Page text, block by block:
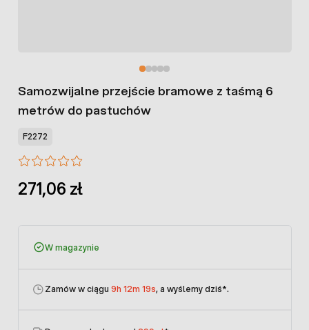
Samozwijalne przejście bramowe z taśmą 6
metrów do pastuchów
F2272
271,06 zł
W magazynie
Zamów w ciągu 9h 12m 19s, a wyślemy dziś*.